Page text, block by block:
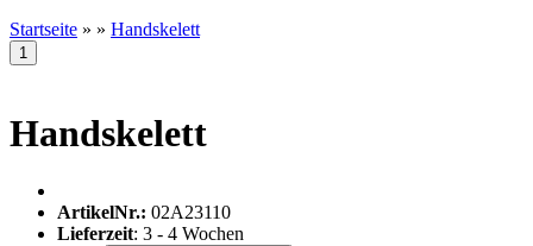
Startseite » » Handskelett
Handskelett
ArtikelNr.: 02A23110
Lieferzeit: 3 - 4 Wochen